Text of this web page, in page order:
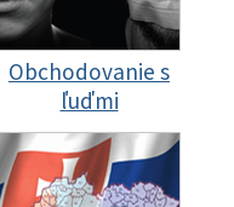
Obchodovanie s
ľuďmi